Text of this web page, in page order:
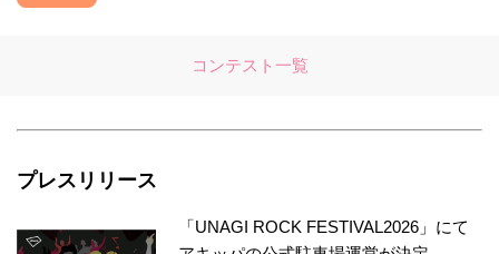
コンテスト一覧
プレスリリース
「UNAGI ROCK FESTIVAL2026」にて